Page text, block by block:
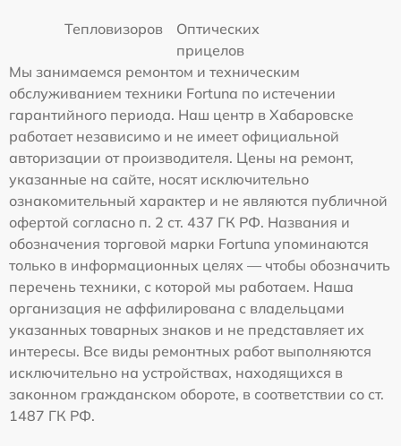
Тепловизоров
Оптических
прицелов
Мы занимаемся ремонтом и техническим
обслуживанием техники Fortuna по истечении
гарантийного периода. Наш центр в Хабаровске
работает независимо и не имеет официальной
авторизации от производителя. Цены на ремонт,
указанные на сайте, носят исключительно
ознакомительный характер и не являются публичной
офертой согласно п. 2 ст. 437 ГК РФ. Названия и
обозначения торговой марки Fortuna упоминаются
только в информационных целях — чтобы обозначить
перечень техники, с которой мы работаем. Наша
организация не аффилирована с владельцами
указанных товарных знаков и не представляет их
интересы. Все виды ремонтных работ выполняются
исключительно на устройствах, находящихся в
законном гражданском обороте, в соответствии со ст.
1487 ГК РФ.